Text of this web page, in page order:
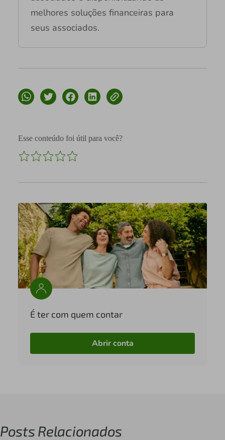
melhores soluções financeiras para
seus associados.
Esse conteúdo foi útil para você?
É ter com quem contar
Abrir conta
Posts Relacionados